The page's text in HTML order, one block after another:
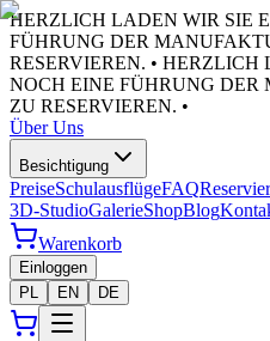
HERZLICH LADEN WIR SIE
FÜHRUNG DER
RESERVIEREN. • HERZLICH
NOCH EINE FÜHRUNG
ZU RESERVIEREN. •
Über Uns
Besichtigung
PreiseSchulausflügeFAQ
3D-StudioGalerieShopBlog
Warenkorb
Einloggen
PL
EN DE